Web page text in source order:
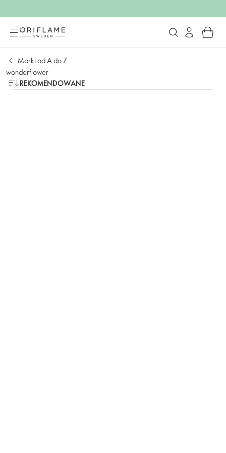
Marki od A do Z
wonderflower
REKOMENDOWANE